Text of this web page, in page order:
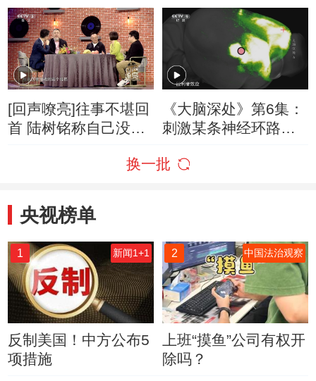
处？听一听他的漫
漫“成神”之路！
人员畅聊剧本创作
[回声嘹亮]往事不堪回
首 陆树铭称自己没有
《大脑深处》第6集：
刺激某条神经环路可
信心
换一批
央视榜单
1 新闻1+1
反制美国！中方公布5
项措施
2 中国法治观察
上班“摸鱼”公司有权开
除吗？